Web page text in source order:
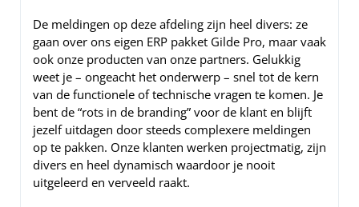
De meldingen op deze afdeling zijn heel divers: ze
gaan over ons eigen ERP pakket Gilde Pro, maar vaak
ook onze producten van onze partners. Gelukkig
weet je – ongeacht het onderwerp – snel tot de kern
van de functionele of technische vragen te komen. Je
bent de “rots in de branding” voor de klant en blijft
jezelf uitdagen door steeds complexere meldingen
op te pakken. Onze klanten werken projectmatig, zijn
divers en heel dynamisch waardoor je nooit
uitgeleerd en verveeld raakt.